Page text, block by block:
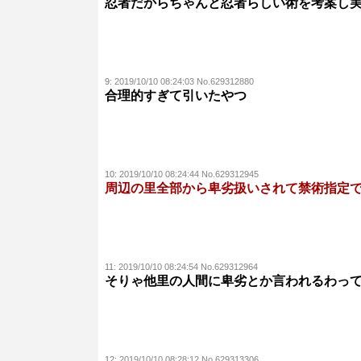
忍者だからちゃんと忍者らしい術を考案し
9: 2019/10/10 08:24:03 No.629312880
合理的すぎて引いたやつ
10: 2019/10/10 08:24:44 No.629312945
周辺の里全部から卑劣扱いされて禁術指定
11: 2019/10/10 08:24:54 No.629312964
そりゃ他里の人間に卑劣とか言われるわっ